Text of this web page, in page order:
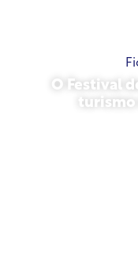
O Festival
turismo